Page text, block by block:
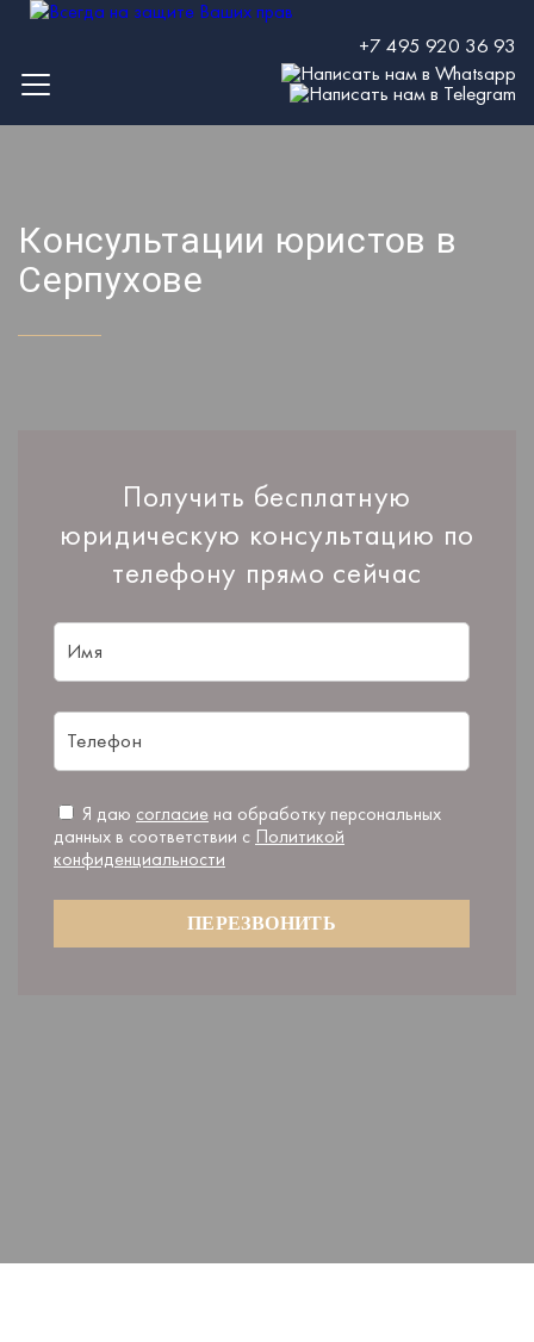
+7 495 920 36 93
Консультации юристов в
Серпухове
Получить бесплатную
юридическую консультацию по
телефону прямо сейчас
Я даю согласие на обработку персональных
данных в соответствии с Политикой
конфиденциальности
ПЕРЕЗВОНИТЬ